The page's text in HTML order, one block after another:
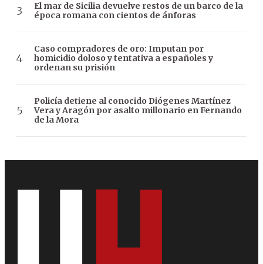
El mar de Sicilia devuelve restos de un barco de la
época romana con cientos de ánforas
Caso compradores de oro: Imputan por
homicidio doloso y tentativa a españoles y
ordenan su prisión
Policía detiene al conocido Diógenes Martínez
Vera y Aragón por asalto millonario en Fernando
de la Mora